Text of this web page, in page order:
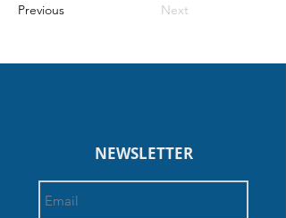
Previous Next
NEWSLETTER